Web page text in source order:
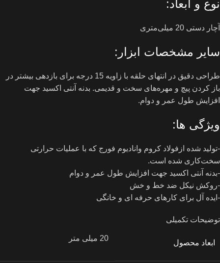
نوع و ابعاد:
آچار دستی 20 میلی‌متری
سایر مشخصات ابزار:
طراحی دقیق در انتهای حلقه با زاویه 15 درجه برای بازدهی بیشتر در
باز کردن پیچ و مهره‌های سخت و قدیمی. بدنه آنتی اکسید جهت
افزایش طول عمر و دوام.
ویژگی ها:
-تولید شده ازفولاد کروم وانادیوم فورج که با عملیات حرارتی
سخت‌کاری شده است.
-بدنه آنتی اکسید جهت افزایش طول عمر و دوام
-روکش نیکل ضد خط و خش
-ایده آل برای کارهای حرفه ای و خانگی
توضیحات تکمیلی
ابعاد محصول
20 میلی متر